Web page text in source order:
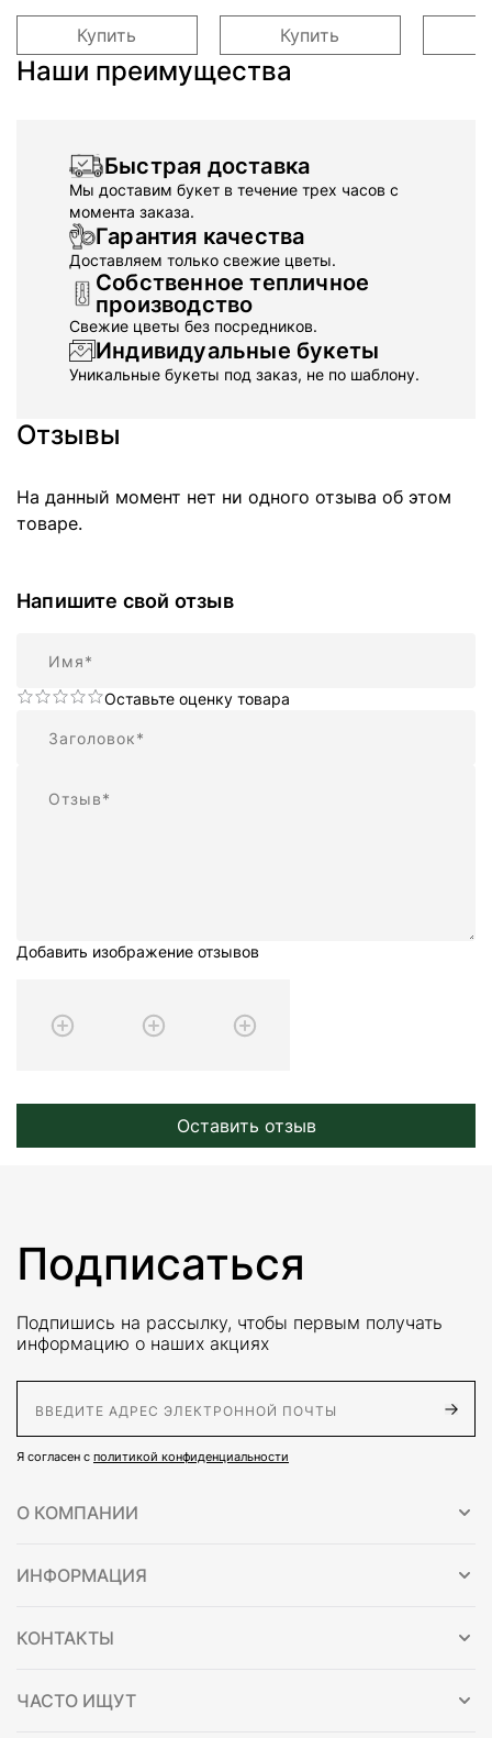
Купить Купить
Наши преимущества
Быстрая доставка
Мы доставим букет в течение трех часов с
момента заказа.
Гарантия качества
Доставляем только свежие цветы.
Собственное тепличное
производство
Свежие цветы без посредников.
Индивидуальные букеты
Уникальные букеты под заказ, не по шаблону.
Отзывы
На данный момент нет ни одного отзыва об этом
товаре.
Напишите свой отзыв
Оставьте оценку товара
Добавить изображение отзывов
Оставить отзыв
Подписаться
Подпишись на рассылку, чтобы первым получать
информацию о наших акциях
Я согласен с политикой конфиденциальности
О КОМПАНИИ
ИНФОРМАЦИЯ
КОНТАКТЫ
ЧАСТО ИЩУТ